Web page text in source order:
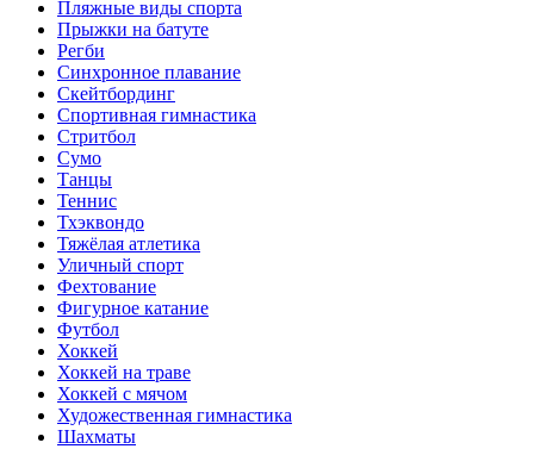
Пляжные виды спорта
Прыжки на батуте
Регби
Синхронное плавание
Скейтбординг
Спортивная гимнастика
Стритбол
Сумо
Танцы
Теннис
Тхэквондо
Тяжёлая атлетика
Уличный спорт
Фехтование
Фигурное катание
Футбол
Хоккей
Хоккей на траве
Хоккей с мячом
Художественная гимнастика
Шахматы